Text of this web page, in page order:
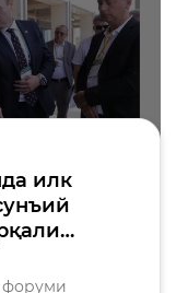
илк
сунъий
форуми